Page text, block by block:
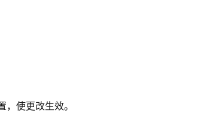
使更改生效。